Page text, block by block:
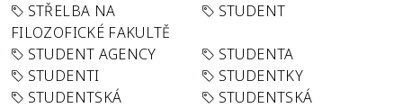
STŘELBA NA
FILOZOFICKÉ FAKULTĚ
STUDENT
STUDENT AGENCY
STUDENTA
STUDENTI
STUDENTKY
STUDENTSKÁ
STUDENTSKÁ